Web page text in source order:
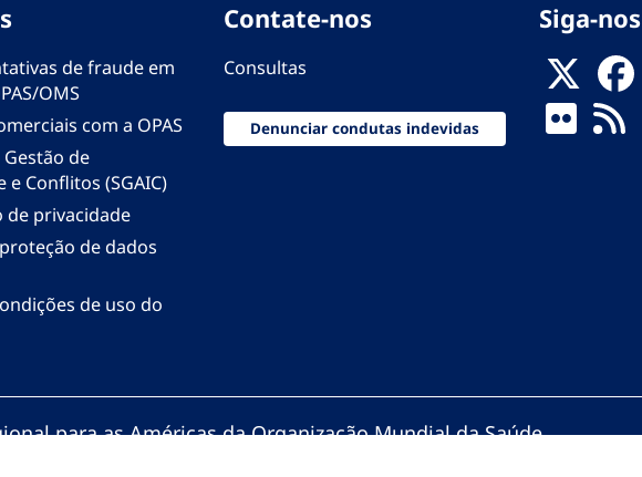
de fraude em
OMS
com a OPAS
de
Conflitos (SGAIC)
de privacidade
de dados
de uso do
Contate-nos
Consultas
Denunciar condutas indevidas
Siga-nos
para as Américas da Organização Mundial da Saúde